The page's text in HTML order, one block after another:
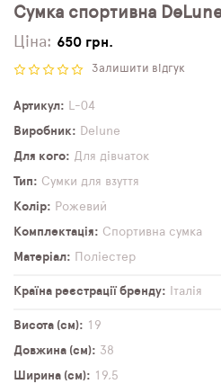
Сумка спортивна
Ціна: 650 грн.
Залишити відгук
Артикул
L-04
Виробник
Delune
Для кого
Для дівчаток
Тип
Сумки для взуття
Колір
Рожевий
Комплектація
Спортивна сумка
Матеріал
Поліестер
Країна реєстрації бренду Італія
Висота (см)
19
Довжина (см)
38
Ширина (см)
19,5